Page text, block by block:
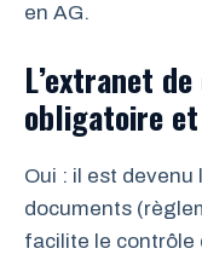
en AG.
L’extranet
obligatoire
Oui : il est devenu
documents
facilite le contrôle